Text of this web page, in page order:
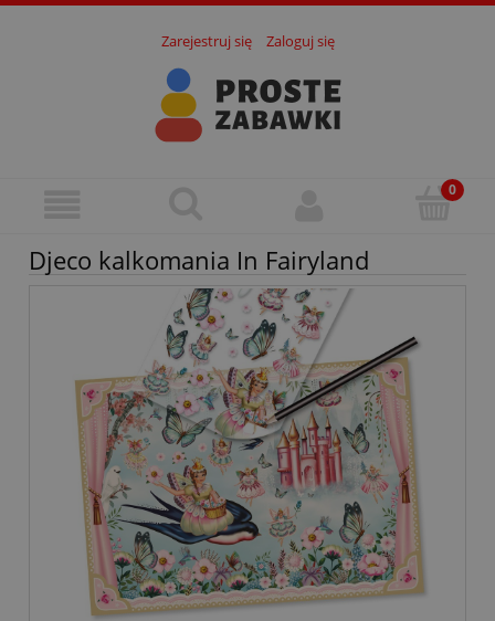
Zarejestruj się Zaloguj się
Djeco kalkomania In Fairyland